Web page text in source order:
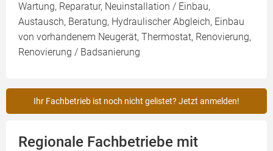
Wartung, Reparatur, Neuinstallation / Einbau,
Austausch, Beratung, Hydraulischer Abgleich, Einbau
von vorhandenem Neugerät, Thermostat, Renovierung,
Renovierung / Badsanierung
Ihr Fachbetrieb ist noch nicht gelistet? Jetzt anmelden!
Regionale Fachbetriebe mit